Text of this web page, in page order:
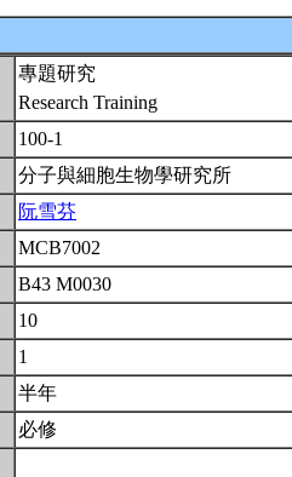
專題研究
Research Training
100-1
分子與細胞生物學研究所
阮雪芬
MCB7002
B43 M0030
10
1
半年
必修